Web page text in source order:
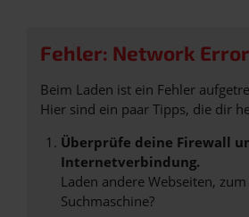
Fehler: Network Error
Beim Laden ist ein Fehler
Hier sind ein paar Tipps, die dir
Überprüfe deine Firewall
Internetverbindung.
Laden andere Webseiten,
Suchmaschine?